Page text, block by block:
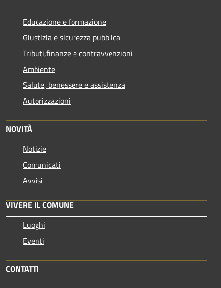
Educazione e formazione
Giustizia e sicurezza pubblica
Tributi,finanze e contravvenzioni
Ambiente
Salute, benessere e assistenza
Autorizzazioni
NOVITÀ
Notizie
Comunicati
Avvisi
VIVERE IL COMUNE
Luoghi
Eventi
CONTATTI